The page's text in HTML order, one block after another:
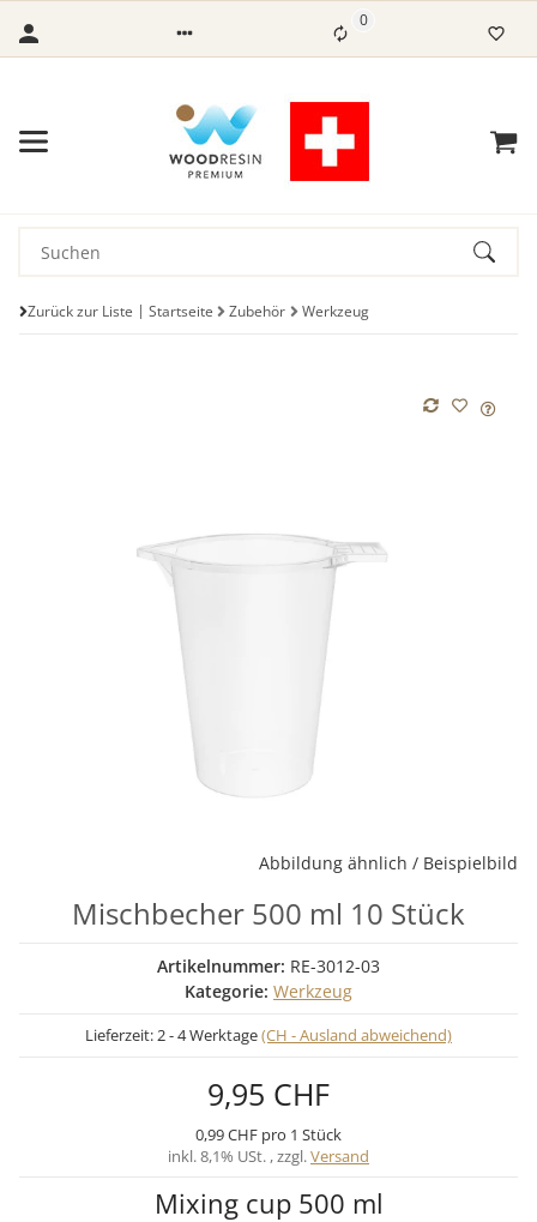
0
Zurück zur Liste Startseite Zubehör Werkzeug
Abbildung ähnlich / Beispielbild
Mischbecher 500 ml 10 Stück
Artikelnummer: RE-3012-03
Kategorie: Werkzeug
Lieferzeit:2 - 4 Werktage(CH - Ausland abweichend)
9,95 CHF
0,99 CHF pro 1 Stück
inkl. 8,1% USt. , zzgl.Versand
Mixing cup 500 ml